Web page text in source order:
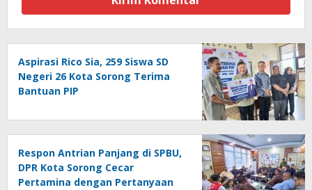
Aspirasi Rico Sia, 259 Siswa SD
Negeri 26 Kota Sorong Terima
Bantuan PIP
Respon Antrian Panjang di SPBU,
DPR Kota Sorong Cecar
Pertamina dengan Pertanyaan